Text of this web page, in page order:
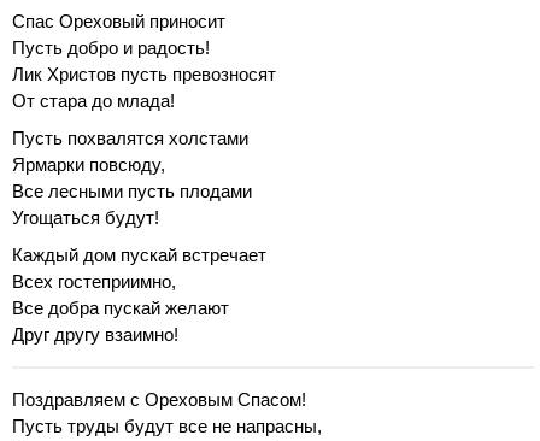
Спас Ореховый приносит
Пусть добро и радость!
Лик Христов пусть превозносят
От стара до млада!
Пусть похвалятся холстами
Ярмарки повсюду,
Все лесными пусть плодами
Угощаться будут!
Каждый дом пускай встречает
Всех гостеприимно,
Все добра пускай желают
Друг другу взаимно!
Поздравляем с Ореховым Спасом!
Пусть труды будут все не напрасны,